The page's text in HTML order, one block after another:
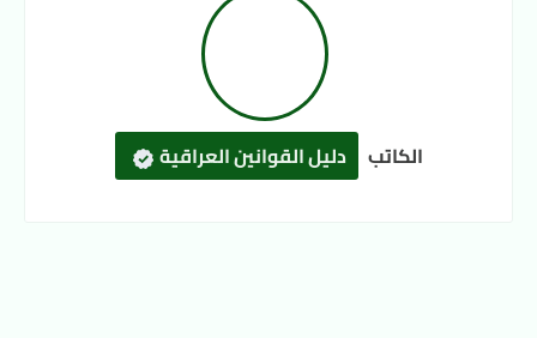
الكاتب دليل القوانين العراقية